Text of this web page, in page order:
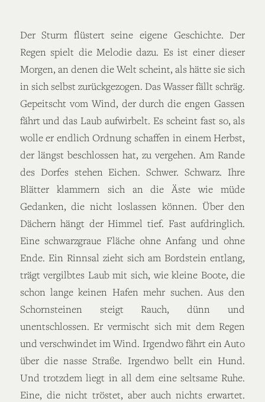
Der Sturm flüstert seine eigene Geschichte. Der
Regen spielt die Melodie dazu. Es ist einer dieser
Morgen, an denen die Welt scheint, als hätte sie sich
in sich selbst zurückgezogen. Das Wasser fällt schräg.
Gepeitscht vom Wind, der durch die engen Gassen
fährt und das Laub aufwirbelt. Es scheint fast so, als
wolle er endlich Ordnung schaffen in einem Herbst,
der längst beschlossen hat, zu vergehen. Am Rande
des Dorfes stehen Eichen. Schwer. Schwarz. Ihre
Blätter klammern sich an die Äste wie müde
Gedanken, die nicht loslassen können. Über den
Dächern hängt der Himmel tief. Fast aufdringlich.
Eine schwarzgraue Fläche ohne Anfang und ohne
Ende. Ein Rinnsal zieht sich am Bordstein entlang,
trägt vergilbtes Laub mit sich, wie kleine Boote, die
schon lange keinen Hafen mehr suchen. Aus den
Schornsteinen steigt Rauch, dünn und
unentschlossen. Er vermischt sich mit dem Regen
und verschwindet im Wind. Irgendwo fährt ein Auto
über die nasse Straße. Irgendwo bellt ein Hund.
Und trotzdem liegt in all dem eine seltsame Ruhe.
Eine, die nicht tröstet, aber auch nichts erwartet.